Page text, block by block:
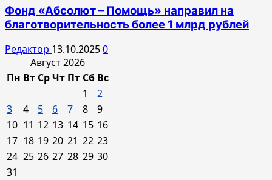
Фонд «Абсолют – Помощь» направил на
благотворительность более 1 млрд рублей
Редактор 13.10.20250
Август 2026
Пн Вт СрЧт Пт Сб Вс
1
2
3
4 5 6 7 8
9
10 11 12 13 14 15 16
17 18 19 20 21 22 23
24 25 26 27 28 29 30
31